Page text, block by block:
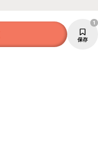
保存
1